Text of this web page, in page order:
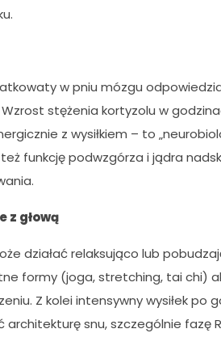
w pniu mózgu
stężenia kortyzolu w
z wysiłkiem – to
funkcję podwzgórza i jądra
z głową
działać relaksująco lub
formy (joga, stretching, tai chi)
Z kolei intensywny wysiłek po
snu, szczególnie fazę